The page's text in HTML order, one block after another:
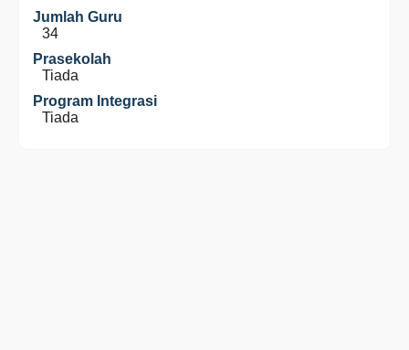
Jumlah Guru
34
Prasekolah
Tiada
Program Integrasi
Tiada